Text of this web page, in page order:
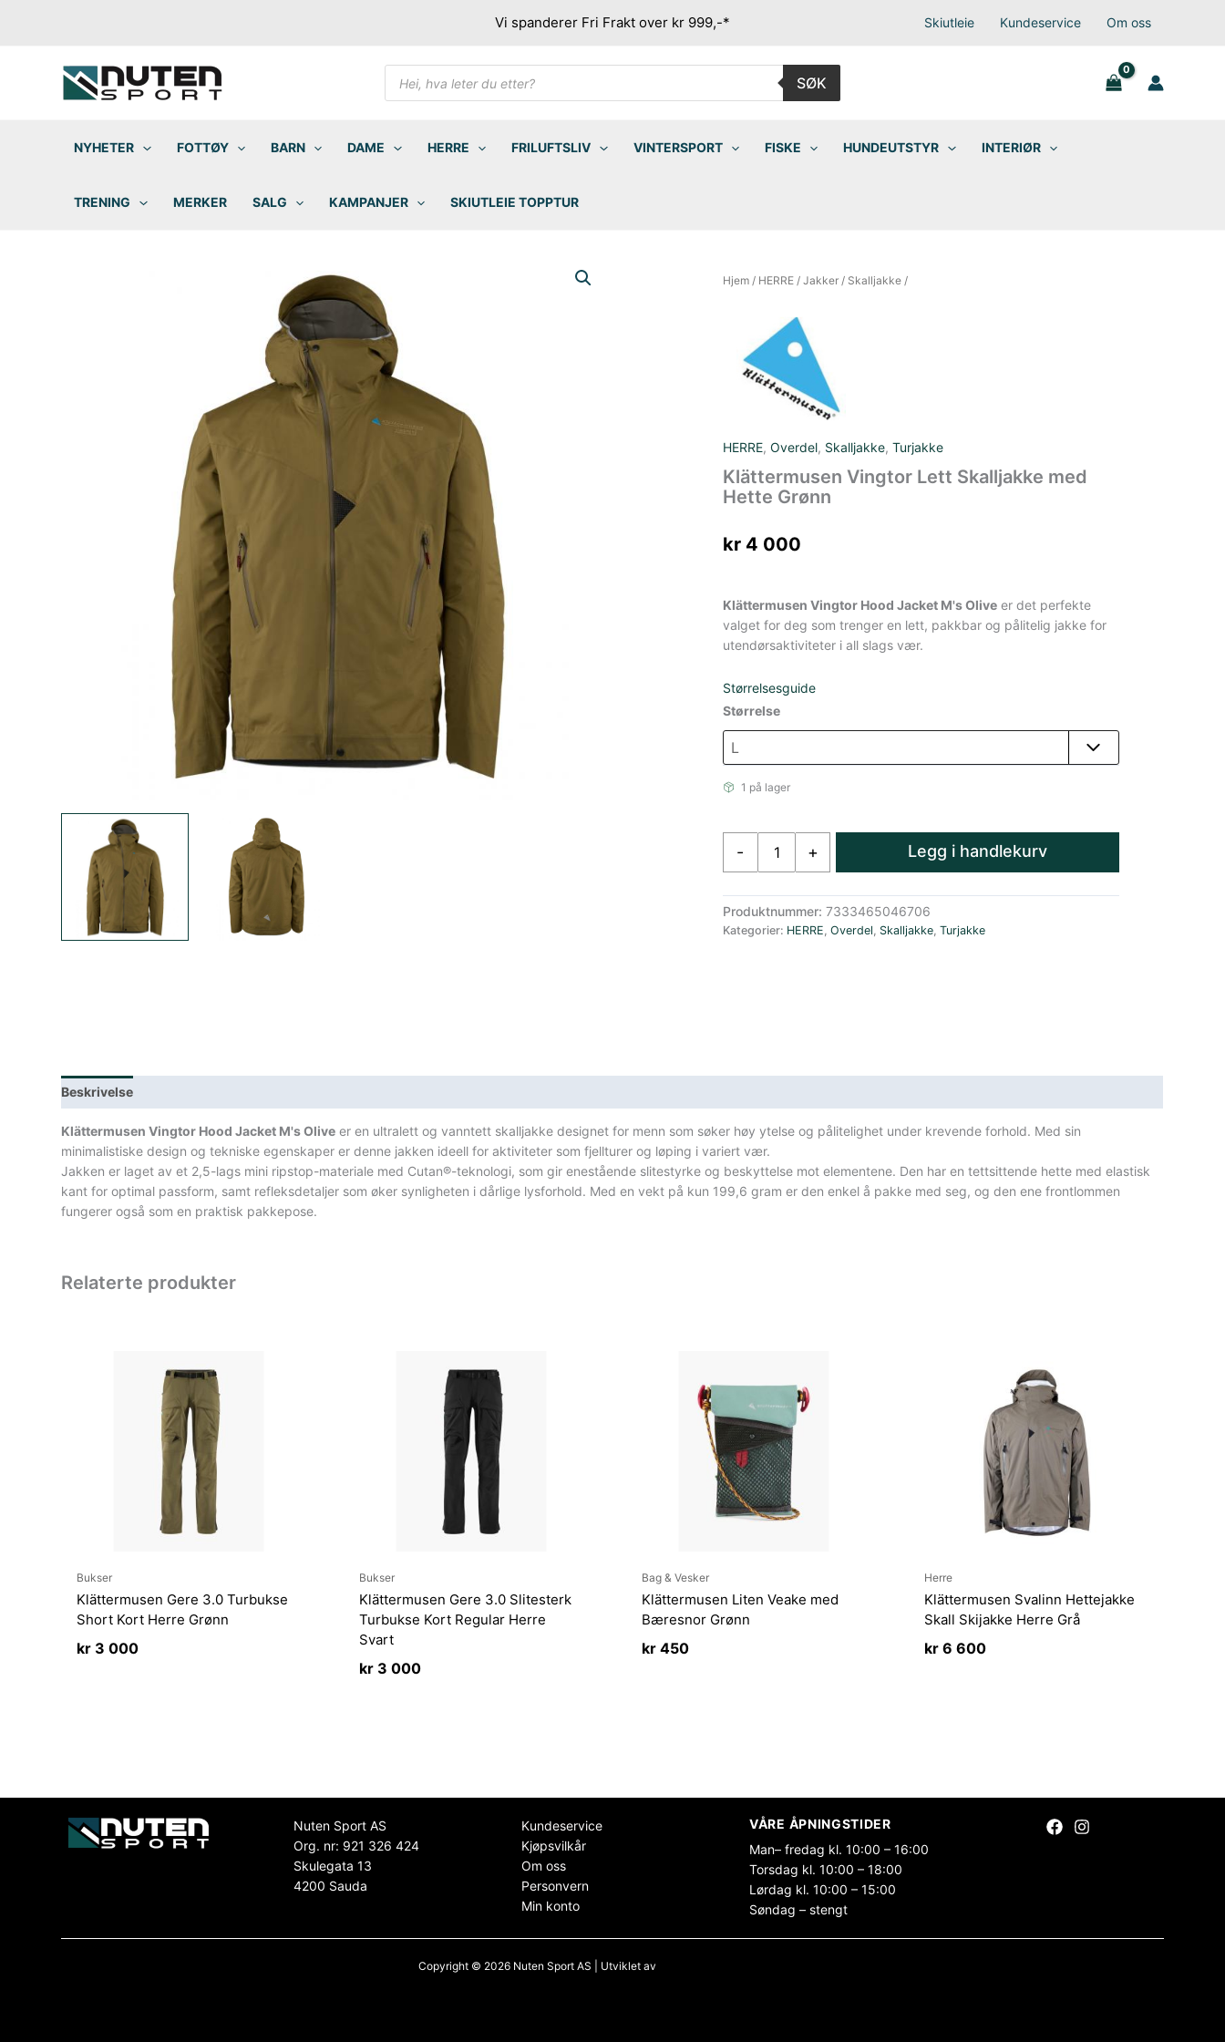
Vi spanderer Fri Frakt over kr 999,-* Skiutleie Kundeservice Om oss
Products
search
SØK
NYHETER FOTTØY BARN DAME HERRE FRILUFTSLIV VINTERSPORT FISKE HUNDEUTSTYR INTERIØR
TRENING MERKER SALG KAMPANJER SKIUTLEIE TOPPTUR
Hjem/ HERRE/ Jakker/ Skalljakke/
HERRE, Overdel, Skalljakke, Turjakke
Klättermusen Vingtor Lett Skalljakke med
Hette Grønn
kr4 000
Klättermusen Vingtor Hood Jacket M's Oliveer det perfekte
valget for deg som trenger en lett, pakkbar og pålitelig jakke for
utendørsaktiviteter i all slags vær.
Størrelsesguide
Størrelse
1 på lager
-
Skalljakke
med
Hette
+ Legg i handlekurv
Produktnummer: 7333465046706
Kategorier: HERRE, Overdel, Skalljakke, Turjakke
Beskrivelse
Klättermusen Vingtor Hood Jacket M's Olive er en ultralett og vanntett skalljakke designet for menn som søker høy ytelse og pålitelighet under krevende forhold. Med sin
minimalistiske design og tekniske egenskaper er denne jakken ideell for aktiviteter som fjellturer og løping i variert vær.
Jakken er laget av et 2,5-lags mini ripstop-materiale med Cutan®-teknologi, som gir enestående slitestyrke og beskyttelse mot elementene. Den har en tettsittende hette med elastisk
kant for optimal passform, samt refleksdetaljer som øker synligheten i dårlige lysforhold. Med en vekt på kun 199,6 gram er den enkel å pakke med seg, og den ene frontlommen
fungerer også som en praktisk pakkepose.
Relaterte produkter
Bukser
Klättermusen Gere 3.0 Turbukse
Short Kort Herre Grønn
kr 3 000
Bukser
Klättermusen Gere 3.0 Slitesterk
Turbukse Kort Regular Herre
Svart
kr3 000
Bag & Vesker
Klättermusen Liten Veake med
Bæresnor Grønn
kr450
Herre
Klättermusen Svalinn Hettejakke
Skall Skijakke Herre Grå
kr6 600
Nuten Sport AS
Org. nr: 921 326 424
Skulegata 13
4200 Sauda
Kundeservice
Kjøpsvilkår
Om oss
Personvern
Min konto
VÅRE ÅPNINGSTIDER
Man– fredag kl. 10:00 – 16:00
Torsdag kl. 10:00 – 18:00
Lørdag kl. 10:00 – 15:00
Søndag – stengt
Copyright © 2026 Nuten Sport AS | Utviklet av